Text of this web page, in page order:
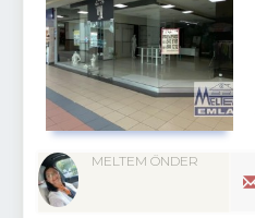
MELTEM ÖNDER